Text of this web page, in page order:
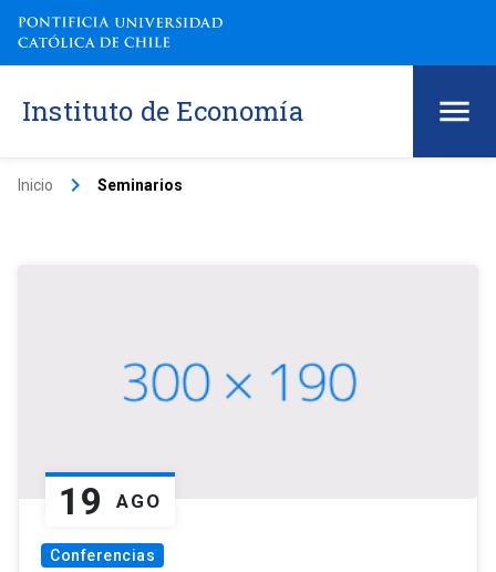
Instituto de Economía
Inicio keyboard_arrow_right Seminarios
19 AGO
Conferencias